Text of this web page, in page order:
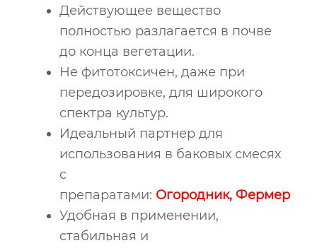
Действующее вещество
полностью разлагается в почве
до конца вегетации.
Не фитотоксичен, даже при
передозировке, для широкого
спектра культур.
Идеальный партнер для
использования в баковых смесях
с
препаратами: Огородник, Фермер
Удобная в применении,
стабильная и